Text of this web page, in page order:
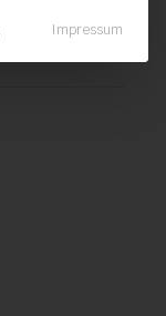
Impressum